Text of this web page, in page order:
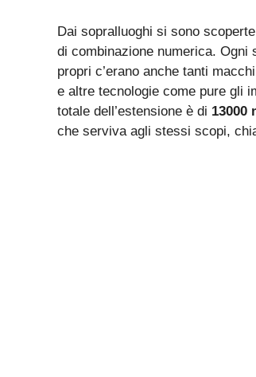
Dai sopralluoghi si sono
di combinazione numerica.
propri c’erano anche tanti
e altre tecnologie come pure gli
totale dell’estensione è di 13000
che serviva agli stessi scopi,